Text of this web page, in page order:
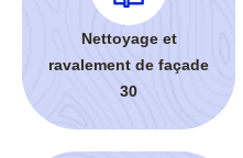
Nettoyage et
ravalement de façade
30